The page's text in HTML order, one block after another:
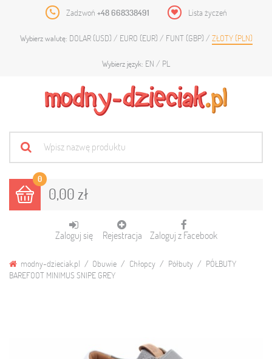
Zadzwoń +48 668338491 Lista życzeń
Wybierz walutę: DOLAR (USD) EURO (EUR) FUNT (GBP) ZŁOTY (PLN)
Wybierz język: EN PL
0
0,00 zł
Zaloguj się Rejestracja Zaloguj z Facebook
modny-dzieciak.pl Obuwie Chłopcy Półbuty
PÓŁBUTY
BAREFOOT MINIMUS SNIPE GREY